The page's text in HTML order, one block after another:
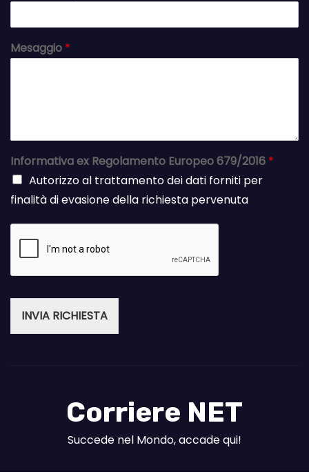
Mesaggio *
Informativa ex Regolamento Europeo 679/2016 *
Autorizzo al trattamento dei dati forniti per
finalità di evasione della richiesta pervenuta
INVIA RICHIESTA
Corriere NET
Succede nel Mondo, accade qui!